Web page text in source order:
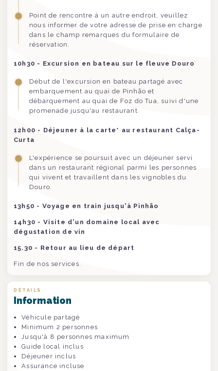
Point de rencontre à un autre endroit, veuillez
nous informer de votre adresse de prise en charge
dans le champ remarques du formulaire de
réservation.
10h30 - Excursion en bateau sur le fleuve Douro
Début de l'excursion en bateau partagé avec
embarquement au quai de Pinhão et
débarquement au quai de Foz do Tua, suivi d'une
promenade jusqu'au restaurant.
12h00 - Déjeuner à la carte* au restaurant Calça-
Curta
L'expérience se poursuit avec un déjeuner servi
dans un restaurant régional parmi les personnes
qui vivent et travaillent dans les vignobles du
Douro.
13h50 - Voyage en train jusqu'à Pinhão
14h30 - Visite d'un domaine local avec
dégustation de vin
15.30 - Retour au lieu de départ
Fin de nos services.
DÉTAILS
Information
Véhicule partagé
Minimum 2 personnes
Jusqu'à 8 personnes maximum
Guide local inclus
Déjeuner inclus
Assurance incluse